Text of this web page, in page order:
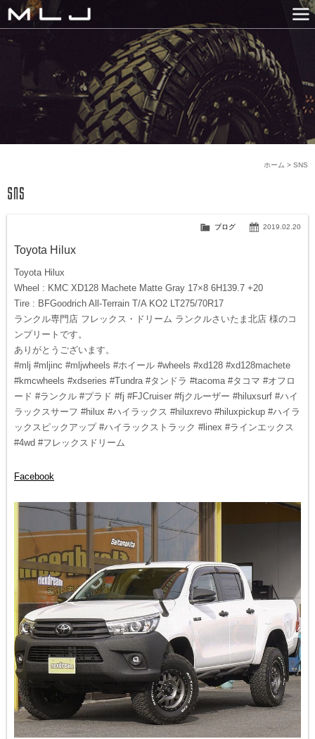
MLJ / Lexani(レクサーニ
GALLERY
SNS
NEWS
COMPANY
HISTORY
CONTACT US
LINK
SNS
ホーム >
2019.02.20
ブログ
Toyota Hilux
Toyota Hilux
Wheel : KMC XD128 Machete Matte Gray 17×8 6H139.7 +20
Tire : BFGoodrich All-Terrain T/A KO2 LT275/70R17
ランクル専門店 フレックス・ドリーム ランクルさいたま北店 様のコ
ンプリートです。
ありがとうございます。
#mlj #mljinc #mljwheels #ホイール #wheels #xd128 #xd128machete
#kmcwheels #xdseries #Tundra #タンドラ #tacoma #タコマ #オフロ
ード #ランクル #プラド #fj #FJCruiser #fjクルーザー #hiluxsurf #ハイ
ラックスサーフ #hilux #ハイラックス #hiluxrevo #hiluxpickup #ハイラ
ックスピックアップ #ハイラックストラック #linex #ラインエックス
#4wd #フレックスドリーム
Facebook